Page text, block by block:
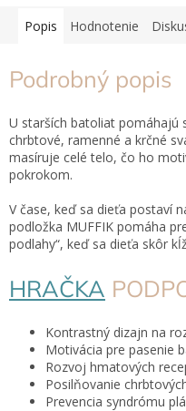
Popis Hodnotenie
Podrobný popis
U starších batoliat pomáhajú
chrbtové, ramenné a krčné
masíruje celé telo, čo ho
pokrokom.
V čase, keď sa dieťa postaví
podložka MUFFIK pomáha
podlahy“, keď sa dieťa skôr
HRAČKA
Kontrastný dizajn na
Motivácia pre pasenie
Rozvoj hmatových
Posilňovanie
Prevencia syndrómu